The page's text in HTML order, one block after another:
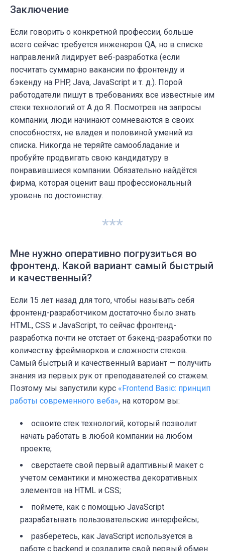
Заключение
Если говорить о конкретной профессии, больше
всего сейчас требуется инженеров QA, но в списке
направлений лидирует веб-разработка (если
посчитать суммарно вакансии по фронтенду и
бэкенду на PHP, Java, JavaScript и т. д.). Порой
работодатели пишут в требованиях все известные им
стеки технологий от А до Я. Посмотрев на запросы
компании, люди начинают сомневаются в своих
способностях, не владея и половиной умений из
списка. Никогда не теряйте самообладание и
пробуйте продвигать свою кандидатуру в
понравившиеся компании. Обязательно найдётся
фирма, которая оценит ваш профессиональный
уровень по достоинству.
***
Мне нужно оперативно погрузиться во
фронтенд. Какой вариант самый быстрый
и качественный?
Если 15 лет назад для того, чтобы называть себя
фронтенд-разработчиком достаточно было знать
HTML, CSS и JavaScript, то сейчас фронтенд-
разработка почти не отстает от бэкенд-разработки по
количеству фреймворков и сложности стеков.
Самый быстрый и качественный вариант — получить
знания из первых рук от преподавателей со стажем.
Поэтому мы запустили курс «Frontend Basic: принцип
работы современного веба», на котором вы:
освоите стек технологий, который позволит
начать работать в любой компании на любом
проекте;
сверстаете свой первый адаптивный макет с
учетом семантики и множества декоративных
элементов на HTML и CSS;
поймете, как с помощью JavaScript
разрабатывать пользовательские интерфейсы;
разберетесь, как JavaScript используется в
работе с backend и создадите свой первый обмен